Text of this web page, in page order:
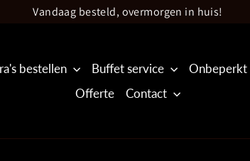
Vandaag besteld, overmorgen in huis!
bestellen Buffet service Onbeperkt
Offerte
Contact